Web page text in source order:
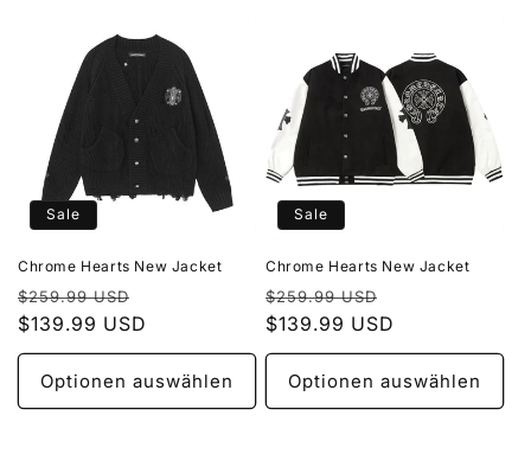
Sale
Chrome Hearts New Jacket
Normaler
Preis
$259.99 USD
Verkaufspreis
$139.99 USD
Optionen auswählen
Sale
Chrome Hearts New Jacket
Normaler
Preis
$259.99 USD
$139.99 USD
Optionen auswählen